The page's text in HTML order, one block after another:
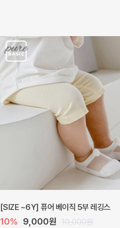
[SIZE ~6Y] 퓨어 베이직 5부 레깅스
10% 9,000원 10,000원